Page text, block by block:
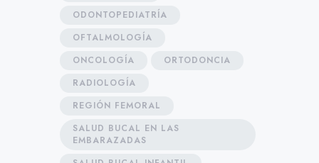
ODONTOPEDIATRÍA
OFTALMOLOGÍA
ONCOLOGÍA
ORTODONCIA
RADIOLOGÍA
REGIÓN FEMORAL
SALUD BUCAL EN LAS
EMBARAZADAS